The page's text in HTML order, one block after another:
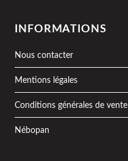
INFORMATIONS
Nous contacter
Mentions légales
Conditions générales de vente
Nébopan